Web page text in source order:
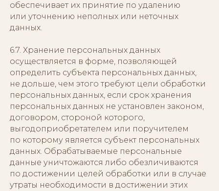
обеспечивает их принятие по удалению
или уточнению неполных или неточных
данных.
6.7. Хранение персональных данных
осуществляется в форме, позволяющей
определить субъекта персональных данных,
не дольше, чем этого требуют цели обработки
персональных данных, если срок хранения
персональных данных не установлен законом,
договором, стороной которого,
выгодоприобретателем или поручителем
по которому является субъект персональных
данных. Обрабатываемые персональные
данные уничтожаются либо обезличиваются
по достижении целей обработки или в случае
утраты необходимости в достижении этих